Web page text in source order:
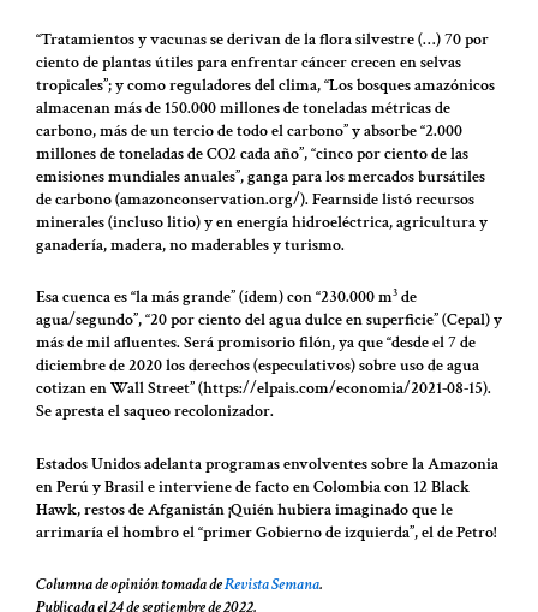
“Tratamientos y vacunas se derivan de la flora silvestre (…) 70 por
ciento de plantas útiles para enfrentar cáncer crecen en selvas
tropicales”; y como reguladores del clima, “Los bosques amazónicos
almacenan más de 150.000 millones de toneladas métricas de
carbono, más de un tercio de todo el carbono” y absorbe “2.000
millones de toneladas de CO2 cada año”, “cinco por ciento de las
emisiones mundiales anuales”, ganga para los mercados bursátiles
de carbono (amazonconservation.org/). Fearnside listó recursos
minerales (incluso litio) y en energía hidroeléctrica, agricultura y
ganadería, madera, no maderables y turismo.
Esa cuenca es “la más grande” (ídem) con “230.000 m³ de
agua/segundo”, “20 por ciento del agua dulce en superficie” (Cepal) y
más de mil afluentes. Será promisorio filón, ya que “desde el 7 de
diciembre de 2020 los derechos (especulativos) sobre uso de agua
cotizan en Wall Street” (https://elpais.com/economia/2021-08-15).
Se apresta el saqueo recolonizador.
Estados Unidos adelanta programas envolventes sobre la Amazonia
en Perú y Brasil e interviene de facto en Colombia con 12 Black
Hawk, restos de Afganistán ¡Quién hubiera imaginado que le
arrimaría el hombro el “primer Gobierno de izquierda”, el de Petro!
Columna de opinión tomada deRevista Semana.